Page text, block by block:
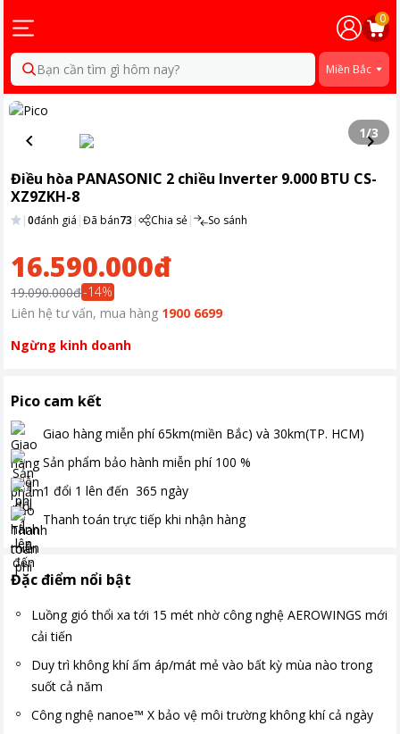
0
Bạn cần tìm gì hôm nay? Miền Bắc
1/3
Điều hòa PANASONIC 2 chiều Inverter 9.000 BTU CS-
XZ9ZKH-8
|0đánh giá |Đã bán73 | Chia sẻ| So sánh
16.590.000đ
19.090.000đ-14%
Liên hệ tư vấn, mua hàng 1900 6699
Ngừng kinh doanh
Pico cam kết
Giao hàng miễn phí 65km(miền Bắc) và 30km(TP. HCM)
Sản phẩm bảo hành miễn phí 100 %
1 đổi 1 lên đến 365 ngày
Thanh toán trực tiếp khi nhận hàng
Đặc điểm nổi bật
Luồng gió thổi xa tới 15 mét nhờ công nghệ AEROWINGS mới
cải tiến
Duy trì không khí ấm áp/mát mẻ vào bất kỳ mùa nào trong
suốt cả năm
Công nghệ nanoe™ X bảo vệ môi trường không khí cả ngày